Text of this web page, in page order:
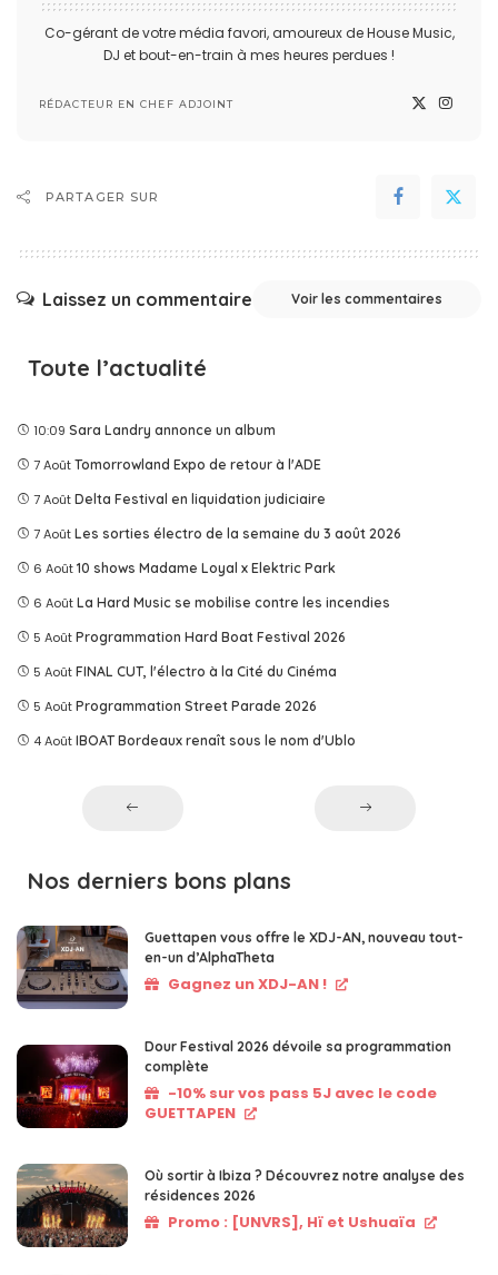
Co-gérant de votre média favori, amoureux de House Music,
DJ et bout-en-train à mes heures perdues !
RÉDACTEUR EN CHEF ADJOINT
PARTAGER SUR
Laissez un commentaire Voir les commentaires
Toute l’actualité
10:09 Sara Landry annonce un album
7 Août Tomorrowland Expo de retour à l'ADE
7 Août Delta Festival en liquidation judiciaire
7 Août Les sorties électro de la semaine du 3 août 2026
6 Août 10 shows Madame Loyal x Elektric Park
6 Août La Hard Music se mobilise contre les incendies
5 Août Programmation Hard Boat Festival 2026
5 Août FINAL CUT, l'électro à la Cité du Cinéma
5 Août Programmation Street Parade 2026
4 Août IBOAT Bordeaux renaît sous le nom d'Ublo
Nos derniers bons plans
Guettapen vous offre le XDJ-AN, nouveau tout-
en-un d’AlphaTheta
Gagnez un XDJ-AN !
Dour Festival 2026 dévoile sa programmation
complète
-10% sur vos pass 5J avec le code
GUETTAPEN
Où sortir à Ibiza ? Découvrez notre analyse des
résidences 2026
Promo : [UNVRS], Hï et Ushuaïa